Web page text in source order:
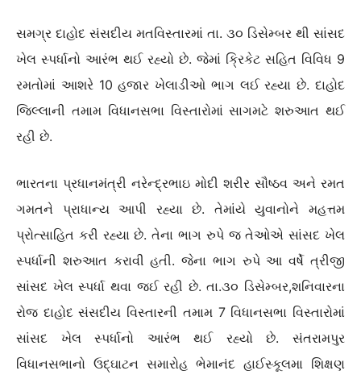
સમગ્ર દાહોદ સંસદીય મતવિસ્તારમાં તા. ૩૦ ડિસેમ્બર થી સાંસદ
ખેલ સ્પર્ધાનો આરંભ થઈ રહ્યો છે. જેમાં ક્રિકેટ સહિત વિવિધ 9
રમતોમાં આશરે 10 હજાર ખેલાડીઓ ભાગ લઈ રહ્યા છે. દાહોદ
જિલ્લાની તમામ વિધાનસભા વિસ્તારોમાં સાગમટે શરુઆત થઈ
રહી છે.
ભારતના પ્રધાનમંત્રી નરેન્દ્રભાઇ મોદી શરીર સૌષ્ઠવ અને રમત
ગમતને પ્રાધાન્ય આપી રહ્યા છે. તેમાંયે યુવાનોને મહત્તમ
પ્રોત્સાહિત કરી રહ્યા છે. તેના ભાગ રુપે જ તેઓએ સાંસદ ખેલ
સ્પર્ધાની શરુઆત કરાવી હતી. જેના ભાગ રુપે આ વર્ષે ત્રીજી
સાંસદ ખેલ સ્પર્ધા થવા જઈ રહી છે. તા.૩૦ ડિસેમ્બર,શનિવારના
રોજ દાહોદ સંસદીય વિસ્તારની તમામ 7 વિધાનસભા વિસ્તારોમાં
સાંસદ ખેલ સ્પર્ધાનો આરંભ થઈ રહ્યો છે. સંતરામપુર
વિધાનસભાનો ઉદ્ઘાટન સમારોહ ભેમાનંદ હાઈસ્કૂલમા શિક્ષણ